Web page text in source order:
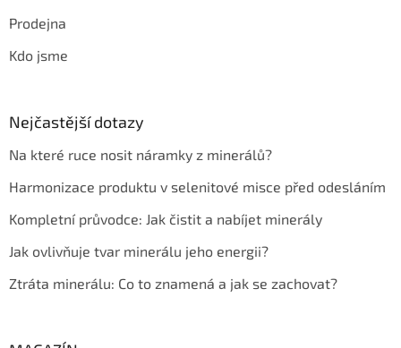
Prodejna
Kdo jsme
Nejčastější dotazy
Na které ruce nosit náramky z minerálů?
Harmonizace produktu v selenitové misce před odesláním
Kompletní průvodce: Jak čistit a nabíjet minerály
Jak ovlivňuje tvar minerálu jeho energii?
Ztráta minerálu: Co to znamená a jak se zachovat?